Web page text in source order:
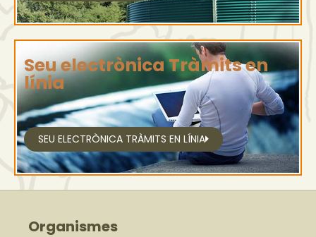
Seu electrònica Tràmits en
línia
SEU ELECTRÒNICA TRÀMITS EN LÍNIA
Organismes